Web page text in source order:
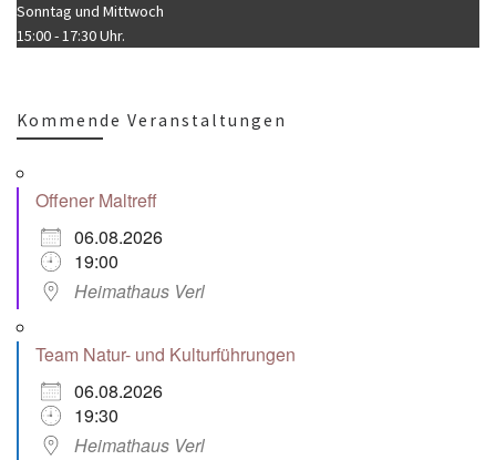
Sonntag und Mittwoch
15:00 - 17:30 Uhr.
Kommende Veranstaltungen
Offener Maltreff
06.08.2026
19:00
Heimathaus Verl
Team Natur- und Kulturführungen
06.08.2026
19:30
Heimathaus Verl